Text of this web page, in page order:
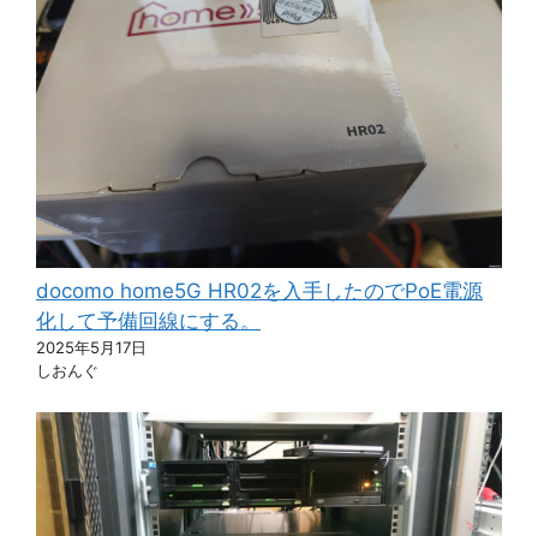
docomo home5G HR02を入手したのでPoE電源
化して予備回線にする。
2025年5月17日
しおんぐ